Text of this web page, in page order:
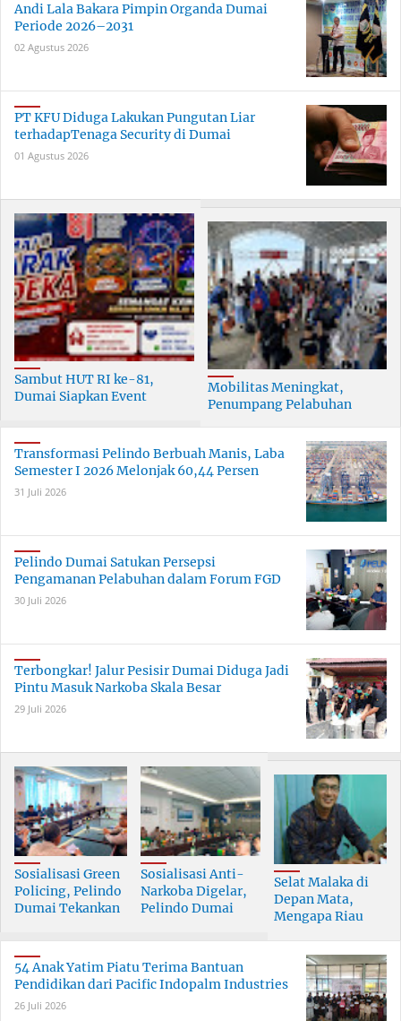
Andi Lala Bakara Pimpin Organda Dumai
Periode 2026–2031
02 Agustus 2026
PT KFU Diduga Lakukan Pungutan Liar
terhadapTenaga Security di Dumai
01 Agustus 2026
Sambut HUT RI ke-81,
Dumai Siapkan Event
Mobilitas Meningkat,
Penumpang Pelabuhan
Transformasi Pelindo Berbuah Manis, Laba
Semester I 2026 Melonjak 60,44 Persen
31 Juli 2026
Pelindo Dumai Satukan Persepsi
Pengamanan Pelabuhan dalam Forum FGD
30 Juli 2026
Terbongkar! Jalur Pesisir Dumai Diduga Jadi
Pintu Masuk Narkoba Skala Besar
29 Juli 2026
Sosialisasi Green
Policing, Pelindo
Dumai Tekankan
Bersama
Sosialisasi Anti-
Narkoba Digelar,
Pelindo Dumai
Berkualitas
Selat Malaka di
Depan Mata,
Mengapa Riau
54 Anak Yatim Piatu Terima Bantuan
Pendidikan dari Pacific Indopalm Industries
26 Juli 2026